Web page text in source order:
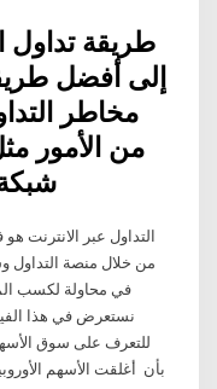
طريقة تداول
إلى أفضل
مخاطر
من الأمور
التداول عبر الانترنت
من خلال منصة
نستعرض في هذا
للتعرف على سوق
بأن أغلقت الأسهم